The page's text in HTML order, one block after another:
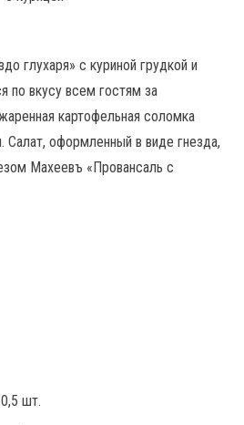
глухаря» с куриной грудкой и
по вкусу всем гостям за
картофельная соломка
Салат, оформленный в виде гнезда,
Махеевъ «Провансаль с
шт.